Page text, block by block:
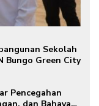
Sekolah
Bungo Green City
Pencegahan